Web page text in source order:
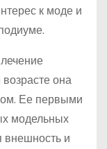
к моде и
она
Ее первыми
модельных
внешность и